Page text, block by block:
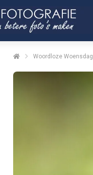
Woordloze Woensdag